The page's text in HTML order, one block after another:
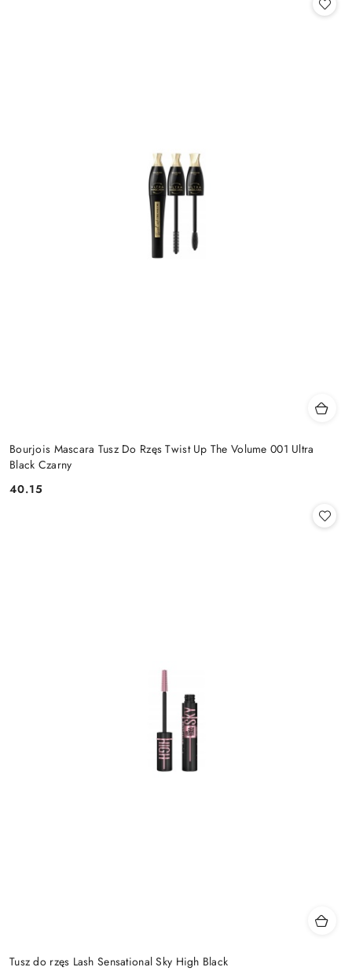
Bourjois Mascara Tusz Do Rzęs Twist Up The Volume 001 Ultra
Black Czarny
Cena:
40.15
Tusz do rzęs Lash Sensational Sky High Black